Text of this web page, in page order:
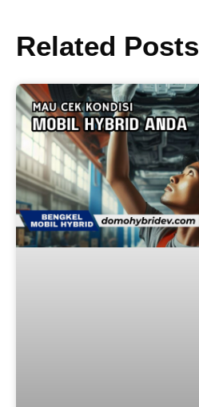
Related Posts